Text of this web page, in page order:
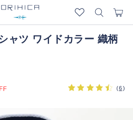
ャツ ワイドカラー 織柄
(6)